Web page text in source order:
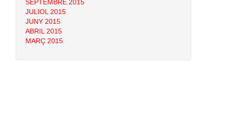
SEPTEMBRE 2015
JULIOL 2015
JUNY 2015
ABRIL 2015
MARÇ 2015